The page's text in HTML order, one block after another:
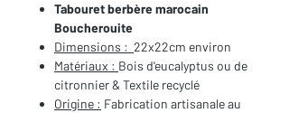
Tabouret berbère marocain
Boucherouite
Dimensions : 22x22cm environ
Matériaux : Bois d'eucalyptus ou de
citronnier & Textile recyclé
Origine : Fabrication artisanale au